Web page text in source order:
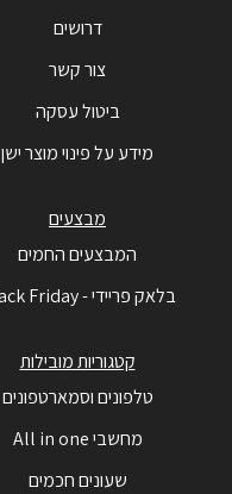
דרושים
צור קשר
ביטול עסקה
מידע על פינוי מוצר ישן
מבצעים
המבצעים החמים
בלאק פריידי - Black Friday
קטגוריות מובילות
טלפונים וסמארטפונים
מחשבי All in one
שעונים חכמים